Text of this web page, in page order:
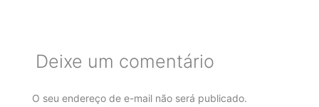
Deixe um comentário
O seu endereço de e-mail não será publicado.